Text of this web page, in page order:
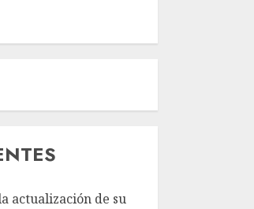
actualización de su